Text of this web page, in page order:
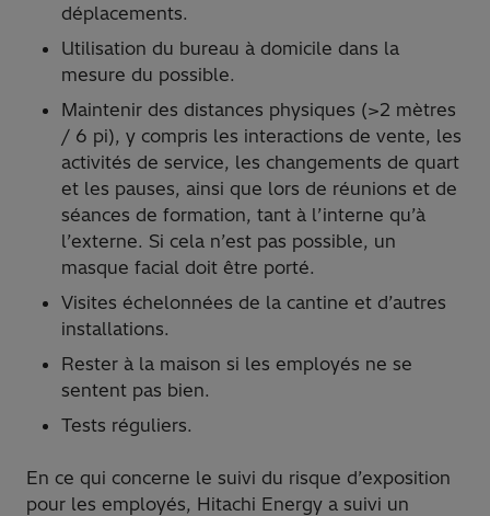
déplacements.
Utilisation du bureau à domicile dans la
mesure du possible.
Maintenir des distances physiques (>2 mètres
/ 6 pi), y compris les interactions de vente, les
activités de service, les changements de quart
et les pauses, ainsi que lors de réunions et de
séances de formation, tant à l’interne qu’à
l’externe. Si cela n’est pas possible, un
masque facial doit être porté.
Visites échelonnées de la cantine et d’autres
installations.
Rester à la maison si les employés ne se
sentent pas bien.
Tests réguliers.
En ce qui concerne le suivi du risque d’exposition
pour les employés, Hitachi Energy a suivi un